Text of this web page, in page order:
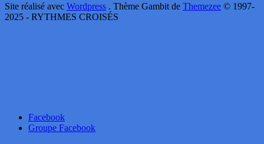
Site réalisé avec Wordpress . Thème Gambit de Themezee © 1997-
2025 - RYTHMES CROISÉS
Facebook
Groupe Facebook